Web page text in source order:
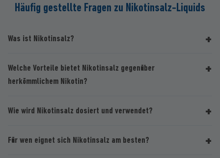
Häufig gestellte Fragen zu Nikotinsalz-Liquids
Was ist Nikotinsalz?
Welche Vorteile bietet Nikotinsalz gegenüber
herkömmlichem Nikotin?
Wie wird Nikotinsalz dosiert und verwendet?
Für wen eignet sich Nikotinsalz am besten?